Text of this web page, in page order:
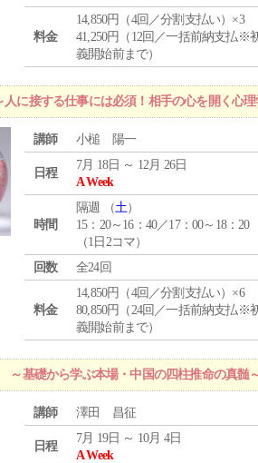
料金
14,850円（4回／分割支払い）×3
41,250円（12回／一括前納支払※
義開始前まで）
に接する仕事には必須！相手の心を開く心理
講師 小槌 陽一
日程
7月 18日 ～ 12月 26日
A Week
時間
隔週 （土）
15：20～16：40／17：00～18：20
（1日2コマ）
回数
全24回
料金
14,850円（4回／分割支払い）×6
80,850円（24回／一括前納支払※
義開始前まで）
～基礎から学ぶ本場・中国の四柱推命の真髄
講師 澤田 昌征
日程
7月 19日 ～ 10月 4日
A Week